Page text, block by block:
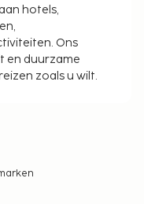
hotels,
Ons
en duurzame
zoals u wilt.